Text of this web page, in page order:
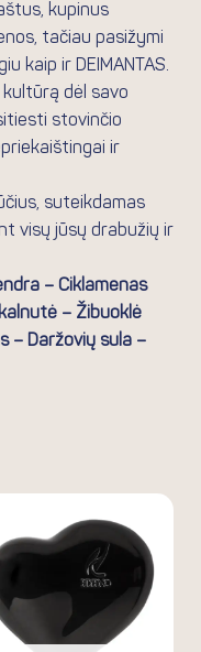
kupinus
tačiau pasižymi
kaip ir DEIMANTAS.
dėl savo
stovinčio
ir
suteikdamas
visų jūsų drabužių ir
– Ciklamenas
– Žibuoklė
– Daržovių sula –